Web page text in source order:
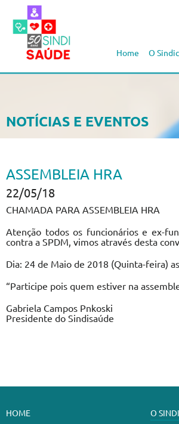
O
Home
NOTÍCIAS E EVENTOS
ASSEMBLEIA HRA
22/05/18
CHAMADA PARA ASSEMBLEIA HRA
Atenção todos os funcionários e ex-
contra a SPDM, vimos através desta
Dia: 24 de Maio de 2018 (Quinta-feira)
“Participe pois quem estiver na
Gabriela Campos Pnkoski
Presidente do Sindisaúde
HOME
O